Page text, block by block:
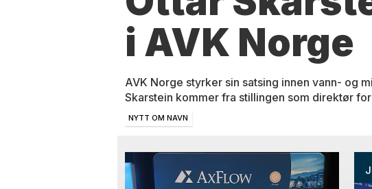
i AVK Norge
AVK Norge styrker sin satsing innen vann- og
Skarstein kommer fra stillingen som direktør
NYTT OM NAVN